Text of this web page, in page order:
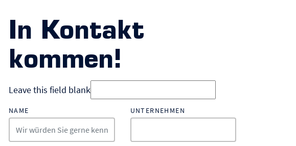
In Kontakt
kommen!
Leave this field blank
NAME UNTERNEHMEN